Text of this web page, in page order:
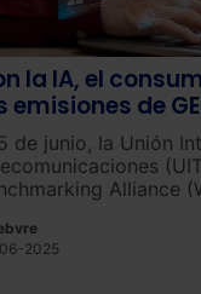
la IA, el
emisiones de
de junio, la Unión
Alliance
invernadero
y los
2025